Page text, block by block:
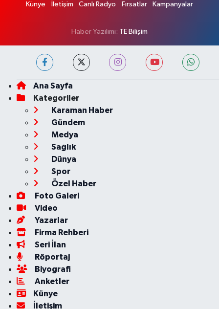
Künye İletişim Canlı Radyo Fırsatlar Kampanyalar
Haber Yazılımı: TE Bilişim
Ana Sayfa
Kategoriler
Karaman Haber
Gündem
Medya
Sağlık
Dünya
Spor
Özel Haber
Foto Galeri
Video
Yazarlar
Firma Rehberi
Seri İlan
Röportaj
Biyografi
Anketler
Künye
İletişim